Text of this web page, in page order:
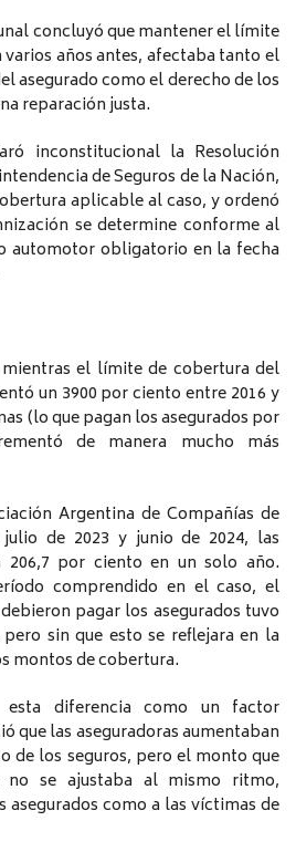
concluyó que mantener el límite
años antes, afectaba tanto el
asegurado como el derecho de los
reparación justa.
inconstitucional la Resolución
de Seguros de la Nación,
aplicable al caso, y ordenó
se determine conforme al
automotor obligatorio en la fecha
el límite de cobertura del
un 3900 por ciento entre 2016 y
(lo que pagan los asegurados por
de manera mucho más
Argentina de Compañías de
julio de 2023 y junio de 2024, las
206,7 por ciento en un solo año.
comprendido en el caso, el
pagar los asegurados tuvo
sin que esto se reflejara en la
montos de cobertura.
diferencia como un factor
que las aseguradoras aumentaban
de los seguros, pero el monto que
no se ajustaba al mismo ritmo,
como a las víctimas de